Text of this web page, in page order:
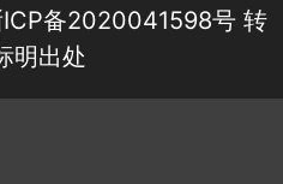
备2020041598号 转
明出处